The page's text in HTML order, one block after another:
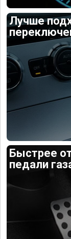
Лучше
Быстрее
педали